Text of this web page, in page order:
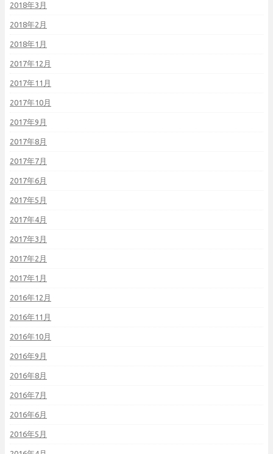
2018年3月
2018年2月
2018年1月
2017年12月
2017年11月
2017年10月
2017年9月
2017年8月
2017年7月
2017年6月
2017年5月
2017年4月
2017年3月
2017年2月
2017年1月
2016年12月
2016年11月
2016年10月
2016年9月
2016年8月
2016年7月
2016年6月
2016年5月